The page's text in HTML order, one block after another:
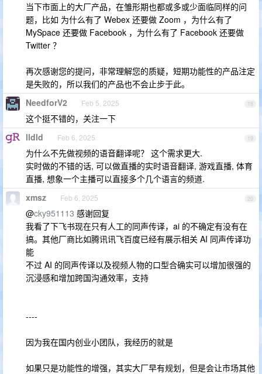
当下市面上的大厂产品，在雏形期也都或多或少面临同样的问
题，比如 为什么有了 Webex 还要做 Zoom ，为什么有了
MySpace 还要做 Facebook ，为什么有了 Facebook 还要做
Twitter ？
再次感谢您的提问，非常理解您的质疑，短期功能性的产品注定
是失败的，所以我们的产品也不会止步于此。
18
NeedforV2 Feb 5, 2025
这个挺不错的，关注一下
19
lldld Feb 6, 2025
为什么不先做视频的语音翻译呢？ 这个需求更大.
实时做的不错的话, 可以做直播的实时语音翻译, 游戏直播, 体育
直播, 想象一个主播可以直接多个几个语言的频道.
20
xmsz Feb 6, 2025
@cky951113 感谢回复
我看了下飞书现在只有人工的同声传译，ai 的不确定有没有在
搞。其他厂商比如腾讯讯飞百度已经有展示相关 AI 同声传译功
能
不过 AI 的同声传译以及视频人物的口型合确实可以增加很强的
沉浸感和增加跨国沟通效率，支持
----
因为我在国内创业小团队，我经历的就是
如果只是功能性的增强，其实大厂早有规划，但是会让市场其他